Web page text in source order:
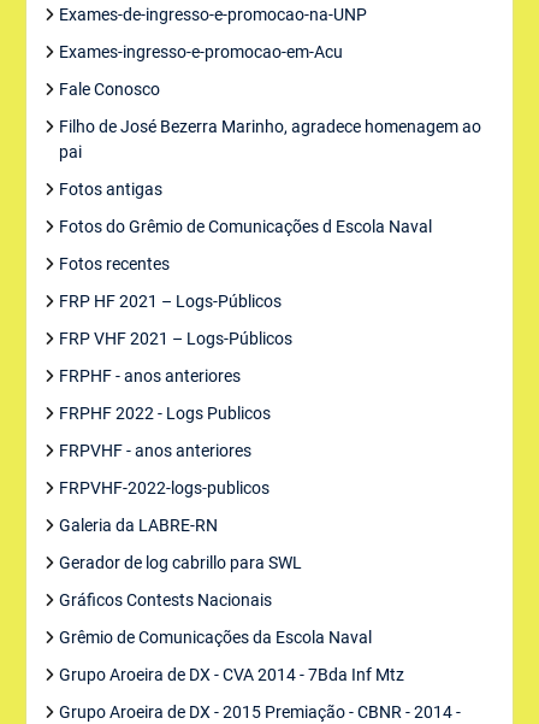
Exames-de-ingresso-e-promocao-na-UNP
Exames-ingresso-e-promocao-em-Acu
Fale Conosco
Filho de José Bezerra Marinho, agradece homenagem ao
pai
Fotos antigas
Fotos do Grêmio de Comunicações d Escola Naval
Fotos recentes
FRP HF 2021 – Logs-Públicos
FRP VHF 2021 – Logs-Públicos
FRPHF - anos anteriores
FRPHF 2022 - Logs Publicos
FRPVHF - anos anteriores
FRPVHF-2022-logs-publicos
Galeria da LABRE-RN
Gerador de log cabrillo para SWL
Gráficos Contests Nacionais
Grêmio de Comunicações da Escola Naval
Grupo Aroeira de DX - CVA 2014 - 7Bda Inf Mtz
Grupo Aroeira de DX - 2015 Premiação - CBNR - 2014 -